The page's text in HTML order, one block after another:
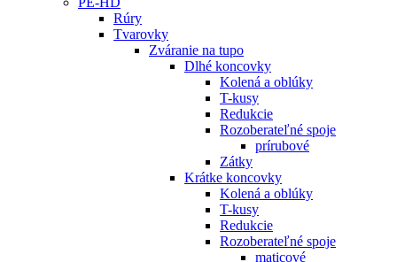
Rúry
Tvarovky
Zváranie na tupo
Dlhé koncovky
Kolená a oblúky
T-kusy
Redukcie
Rozoberateľné spoje
prírubové
Zátky
Krátke koncovky
Kolená a oblúky
T-kusy
Redukcie
Rozoberateľné spoje
maticové